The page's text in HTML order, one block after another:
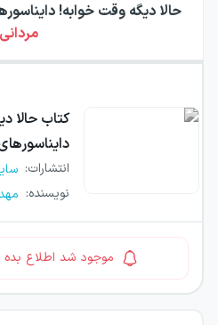
حالا دیگه وقت خوابه!
مردانی
کتاب حالا
انتشارات:
نویسنده:
موجود شد اطلاع بده